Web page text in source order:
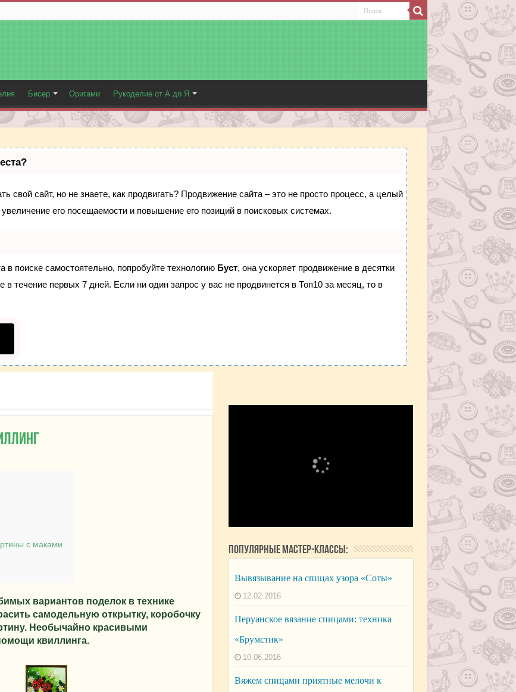
Бисер Оригами Рукоделие от А до Я
свой сайт, но не знаете, как продвигать? Продвижение сайта – это не просто процесс, а целый
его посещаемости и повышение его позиций в поисковых системах.
поиске самостоятельно, попробуйте технологию Буст, она ускоряет продвижение в десятки
в течение первых 7 дней. Если ни один запрос у вас не продвинется в Топ10 за месяц, то в
с маками
вариантов поделок в технике
самодельную открытку, коробочку
Необычайно красивыми
квиллинга.
Популярные мастер-классы:
Вывязывание на спицах узора «Соты»
12.02.2016
Перуанское вязание спицами: техника
«Брумстик»
10.06.2016
Вяжем спицами приятные мелочи к